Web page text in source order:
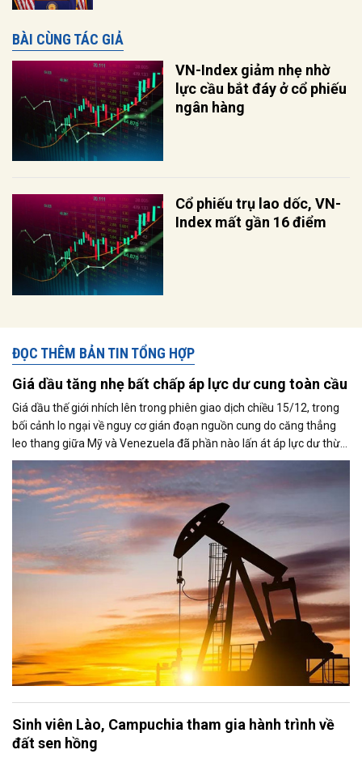
BÀI CÙNG TÁC GIẢ
VN-Index giảm nhẹ nhờ
lực cầu bắt đáy ở cổ phiếu
ngân hàng
Cổ phiếu trụ lao dốc, VN-
Index mất gần 16 điểm
ĐỌC THÊM BẢN TIN TỔNG HỢP
Giá dầu tăng nhẹ bất chấp áp lực dư cung toàn cầu
Giá dầu thế giới nhích lên trong phiên giao dịch chiều 15/12, trong
bối cảnh lo ngại về nguy cơ gián đoạn nguồn cung do căng thẳng
leo thang giữa Mỹ và Venezuela đã phần nào lấn át áp lực dư thừa
nguồn cung đang bao trùm thị trường. Cùng với đó, giới đầu tư tiếp
tục theo dõi sát diễn biến liên quan đến khả năng đạt được một
thỏa thuận hòa bình giữa Nga và Ukraine.
Sinh viên Lào, Campuchia tham gia hành trình về
đất sen hồng